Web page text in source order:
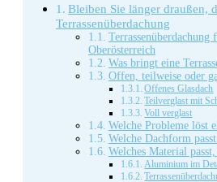
Bleiben Sie länger draußen,
Terrassenüberdachung
Oberösterreich
Was bringt eine
Offen, teilweise oder
Offenes Glasdach
Teilverglast mit
Voll verglast
Welche Probleme löst
Welche Dachform
Welches Material
Aluminium im